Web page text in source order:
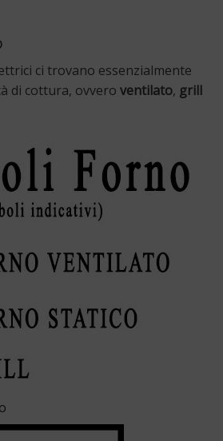
ci trovano essenzialmente
di cottura, ovvero ventilato, grill